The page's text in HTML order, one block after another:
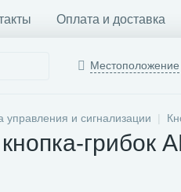
Оплата и доставка
Местоположение
управления и сигнализации
грибок